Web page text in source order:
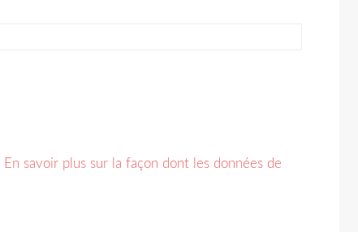
En savoir plus sur la façon dont les données de